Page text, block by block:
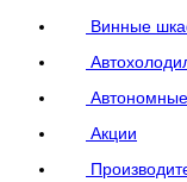
Винные
Акции